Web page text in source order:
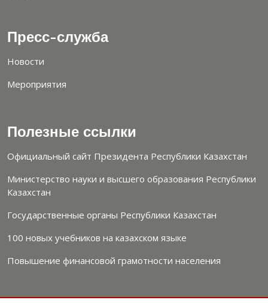
Пресс-служба
Новости
Мероприятия
Полезные ссылки
Официальный сайт Президента Республики Казахстан
Министерство науки и высшего образования Республики
Казахстан
Государственные органы Республики Казахстан
100 новых учебников на казахском языке
Повышение финансовой грамотности населения